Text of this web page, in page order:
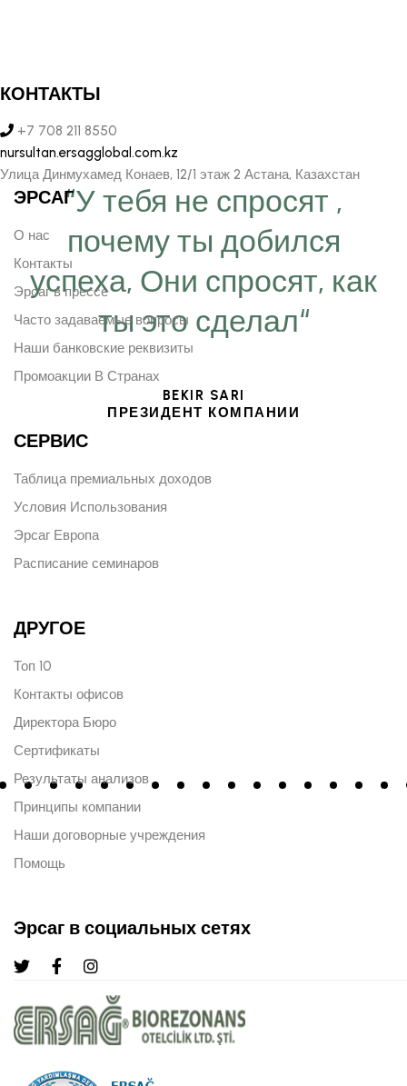
“У тебя не спросят ,
почему ты добился
успеха, Они спросят, как
ты это сделал“
BEKIR SARI
ПРЕЗИДЕНТ КОМПАНИИ
КОНТАКТЫ
+7 708 211 8550
nursultan.ersagglobal.com.kz
Улица Динмухамед Конаев, 12/1 этаж 2 Астана, Казахстан
ЭРСАГ
О нас
Контакты
Эрсаг в прессе
Часто задаваемые вопросы
Наши банковские реквизиты
Промоакции В Странах
СЕРВИС
Таблица премиальных доходов
Условия Использования
Эрсаг Европа
Расписание семинаров
ДРУГОЕ
Топ 10
Контакты офисов
Директора Бюро
Сертификаты
Результаты анализов
Принципы компании
Наши договорные учреждения
Помощь
Эрсаг в социальных сетях